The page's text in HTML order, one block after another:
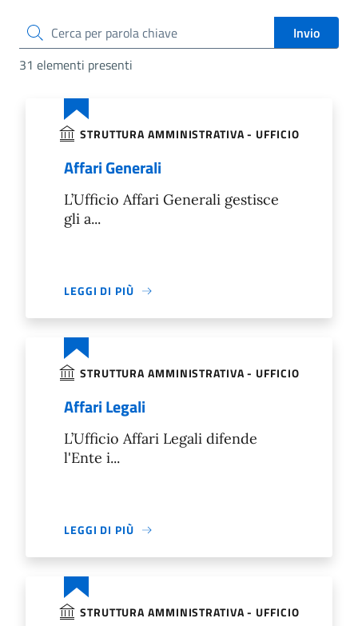
cerca
Invio
31 elementi presenti
STRUTTURA AMMINISTRATIVA - UFFICIO
Affari Generali
L’Ufficio Affari Generali gestisce
gli a...
LEGGI DI PIÙ
STRUTTURA AMMINISTRATIVA - UFFICIO
Affari Legali
L’Ufficio Affari Legali difende
l'Ente i...
LEGGI DI PIÙ
STRUTTURA AMMINISTRATIVA - UFFICIO